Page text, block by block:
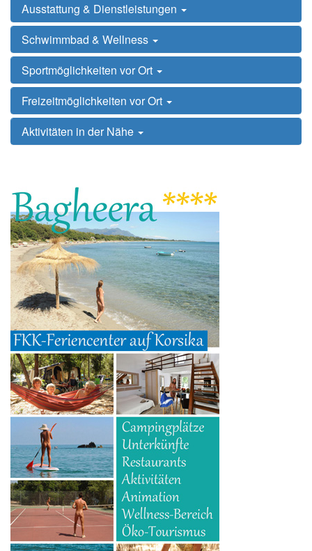
Ausstattung & Dienstleistungen
Schwimmbad & Wellness
Sportmöglichkeiten vor Ort
Freizeitmöglichkeiten vor Ort
Aktivitäten in der Nähe